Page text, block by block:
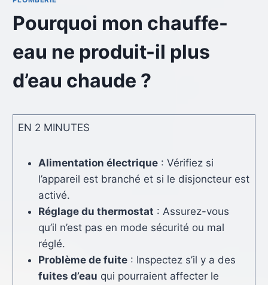
Pourquoi mon chauffe-
eau ne produit-il plus
d’eau chaude ?
EN 2 MINUTES
Alimentation électrique : Vérifiez si
l’appareil est branché et si le disjoncteur est
activé.
Réglage du thermostat : Assurez-vous
qu’il n’est pas en mode sécurité ou mal
réglé.
Problème de fuite : Inspectez s’il y a des
fuites d’eau qui pourraient affecter le